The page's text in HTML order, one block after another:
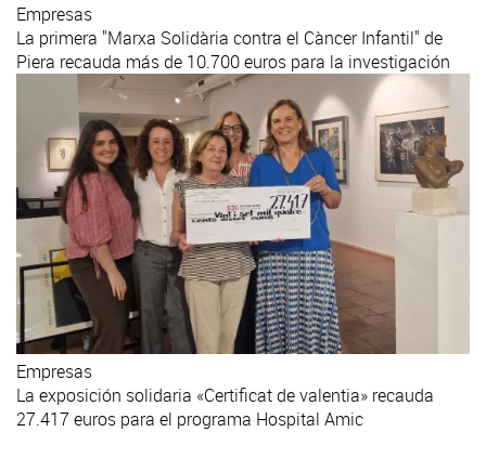
Empresas
La primera "Marxa Solidària contra el Càncer Infantil" de
Piera recauda más de 10.700 euros para la investigación
Empresas
La exposición solidaria «Certificat de valentia» recauda
27.417 euros para el programa Hospital Amic